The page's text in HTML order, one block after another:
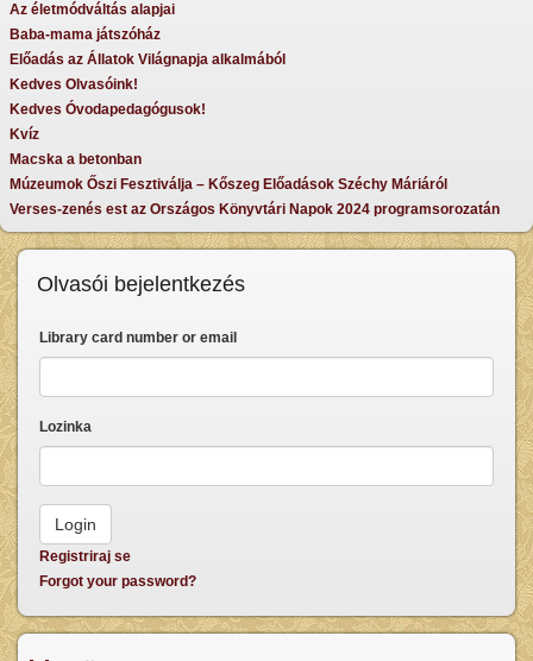
Az életmódváltás alapjai
Baba-mama játszóház
Előadás az Állatok Világnapja alkalmából
Kedves Olvasóink!
Kedves Óvodapedagógusok!
Kvíz
Macska a betonban
Múzeumok Őszi Fesztiválja – Kőszeg Előadások Széchy Máriáról
Verses-zenés est az Országos Könyvtári Napok 2024 programsorozatán
Olvasói bejelentkezés
Library card number or email
Lozinka
Registriraj se
Forgot your password?